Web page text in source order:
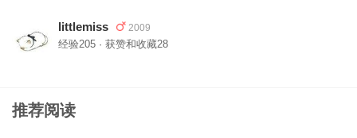
littlemiss 2009
经验205 · 获赞和收藏28
推荐阅读